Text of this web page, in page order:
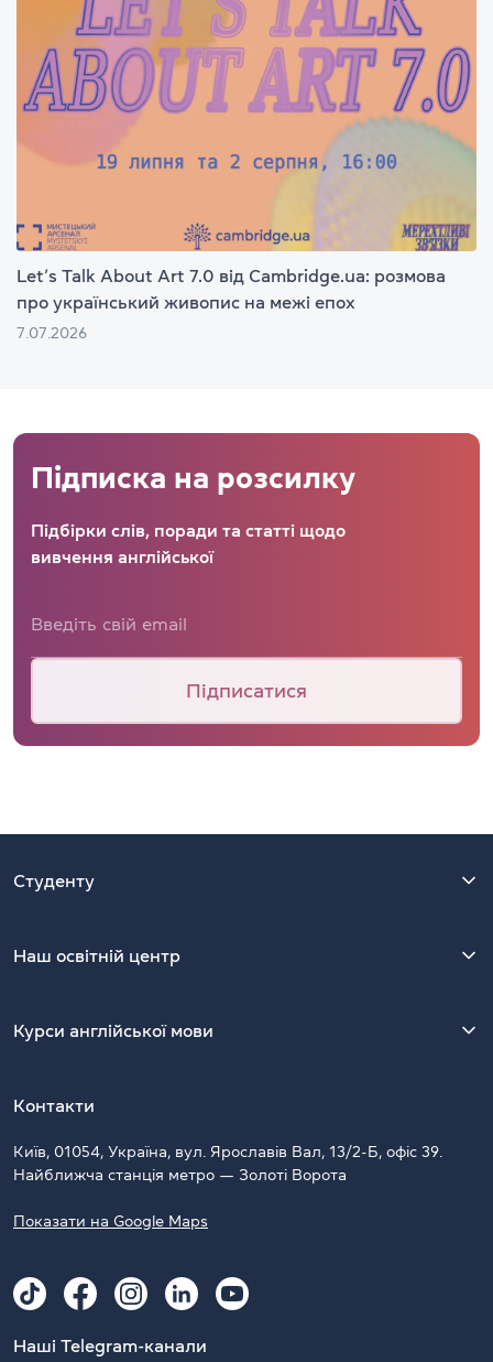
Let’s Talk About Art 7.0 від Cambridge.ua: розмова
про український живопис на межі епох
7.07.2026
Підписка на розсилку
Підбірки слів, поради та статті щодо
вивчення англійської
Підписатися
Студенту
Наш освітній центр
Курси англійської мови
Контакти
Київ, 01054, Україна, вул. Ярославів Вал, 13/2-Б, офіс 39.
Найближча станція метро — Золоті Ворота
Показати на Google Maps
Наші Telegram-канали